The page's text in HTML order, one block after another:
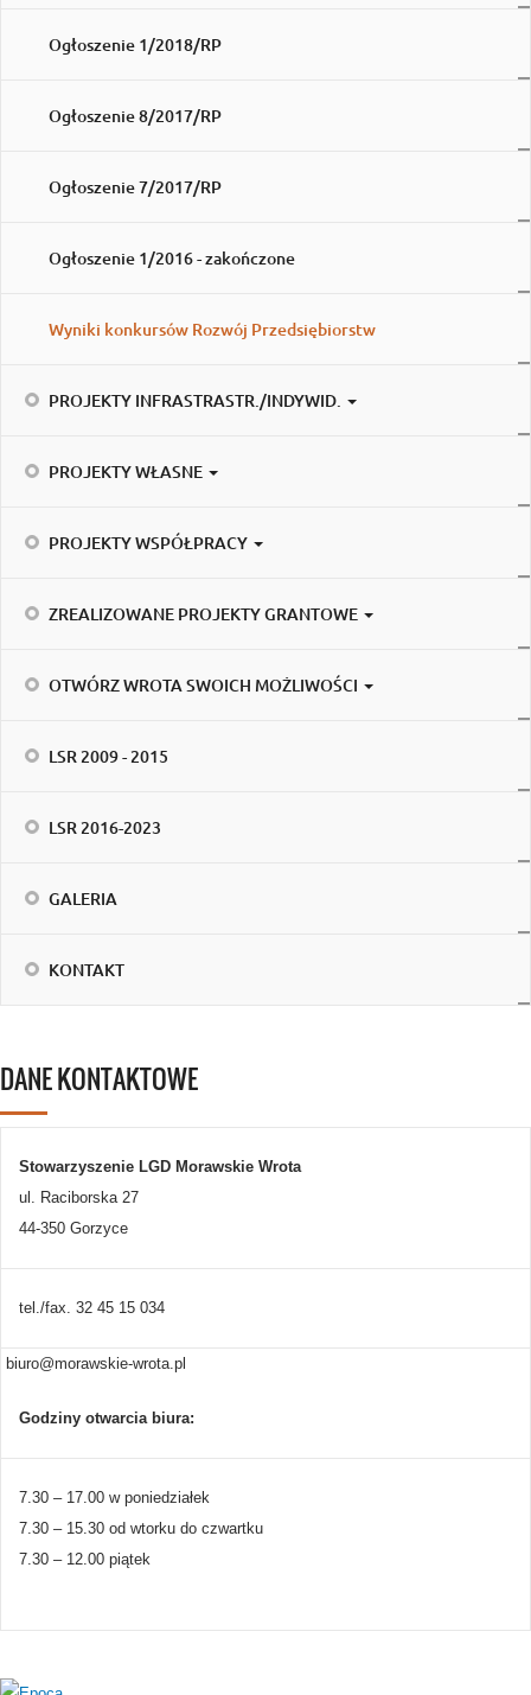
Ogłoszenie 1/2018/RP
Ogłoszenie 8/2017/RP
Ogłoszenie 7/2017/RP
Ogłoszenie 1/2016 - zakończone
Wyniki konkursów Rozwój Przedsiębiorstw
PROJEKTY INFRASTRASTR./INDYWID.
PROJEKTY WŁASNE
PROJEKTY WSPÓŁPRACY
ZREALIZOWANE PROJEKTY GRANTOWE
OTWÓRZ WROTA SWOICH MOŻLIWOŚCI
LSR 2009 - 2015
LSR 2016-2023
GALERIA
KONTAKT
DANE KONTAKTOWE
Stowarzyszenie LGD Morawskie Wrota
ul. Raciborska 27
44-350 Gorzyce
tel./fax. 32 45 15 034
biuro@morawskie-wrota.pl
Godziny otwarcia biura:
7.30 – 17.00 w poniedziałek
7.30 – 15.30 od wtorku do czwartku
7.30 – 12.00 piątek